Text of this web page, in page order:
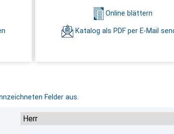
Online blättern
Katalog als PDF per E-Mail
Felder aus.